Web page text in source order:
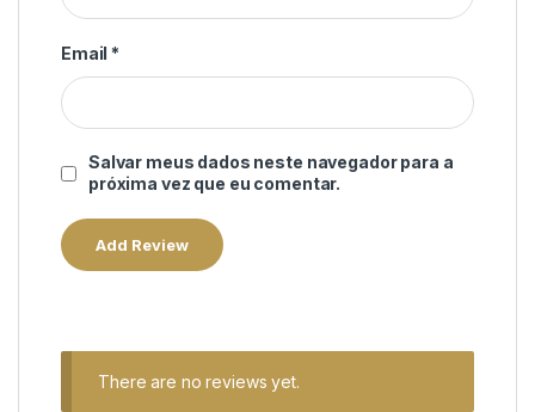
Email *
Salvar meus dados neste navegador para a
próxima vez que eu comentar.
There are no reviews yet.